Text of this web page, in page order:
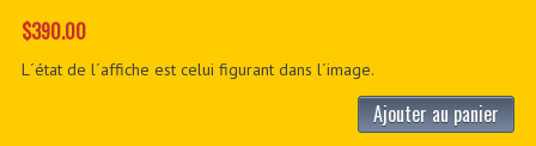
$390.00
L´état de l´affiche est celui figurant dans l´image.
Ajouter au panier